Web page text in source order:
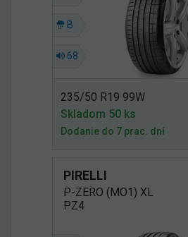
B
68
235/50 R19 99W
Skladom 50 ks
Dodanie do 7 prac. dní
PIRELLI
P-ZERO (MO1) XL
PZ4